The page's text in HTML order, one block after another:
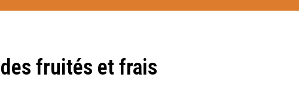
fruités et frais